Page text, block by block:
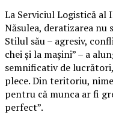
La Serviciul Logistică al
Năsulea, deratizarea nu
Stilul său – agresiv,
chei și la mașini” – a
semnificativ de
plece. Din teritoriu,
pentru că munca ar fi
perfect”.